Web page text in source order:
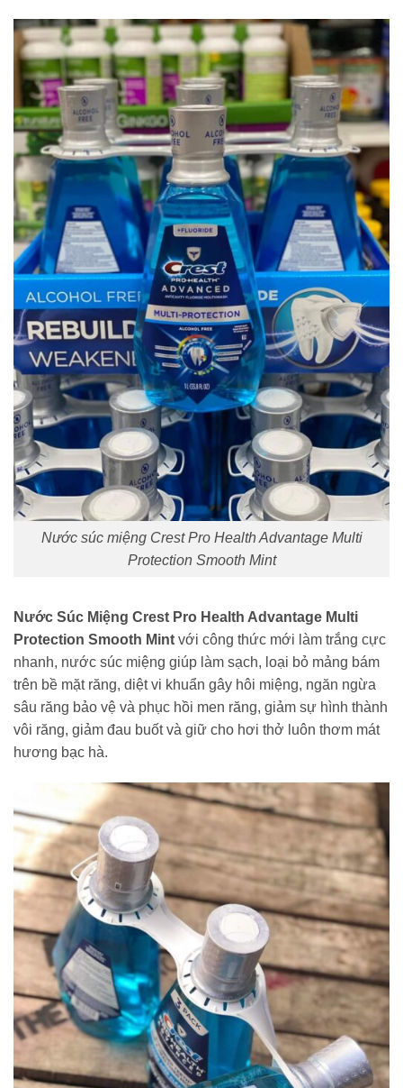
Nước súc miệng Crest Pro Health Advantage Multi
Protection Smooth Mint
Nước Súc Miệng Crest Pro Health Advantage Multi
Protection Smooth Mint với công thức mới làm trắng cực
nhanh, nước súc miệng giúp làm sạch, loại bỏ mảng bám
trên bề mặt răng, diệt vi khuẩn gây hôi miệng, ngăn ngừa
sâu răng bảo vệ và phục hồi men răng, giảm sự hình thành
vôi răng, giảm đau buốt và giữ cho hơi thở luôn thơm mát
hương bạc hà.